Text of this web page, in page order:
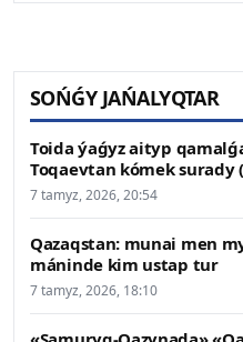
SOŃǴY JAŃALYQTAR
Toida ýaǵyz aityp
Toqaevtan kómek surady
7 tamyz, 2026, 20:54
Qazaqstan: munai men
máninde kim ustap tur
7 tamyz, 2026, 18:10